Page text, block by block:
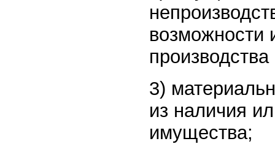
возможности
3)
из наличия
имущества;